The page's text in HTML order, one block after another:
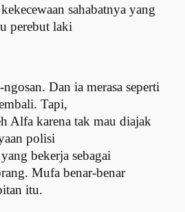
sahabatnya yang
perebut laki
Dan ia merasa seperti
Tapi,
Alfa karena tak mau diajak
polisi
bekerja sebagai
Mufa benar-benar
itu.